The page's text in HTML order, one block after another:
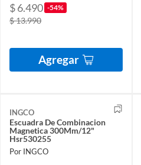
$ 6.490 -54%
$ 13.990
Agregar
INGCO
Escuadra De Combinacion
Magnetica 300Mm/12"
Hsr530255
Por INGCO